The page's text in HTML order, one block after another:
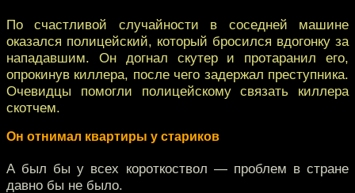
По счастливой случайности в соседней машине
оказался полицейский, который бросился вдогонку за
нападавшим. Он догнал скутер и протаранил его,
опрокинув киллера, после чего задержал преступника.
Очевидцы помогли полицейскому связать киллера
скотчем.
Он отнимал квартиры у стариков
А был бы у всех короткоствол — проблем в стране
давно бы не было.